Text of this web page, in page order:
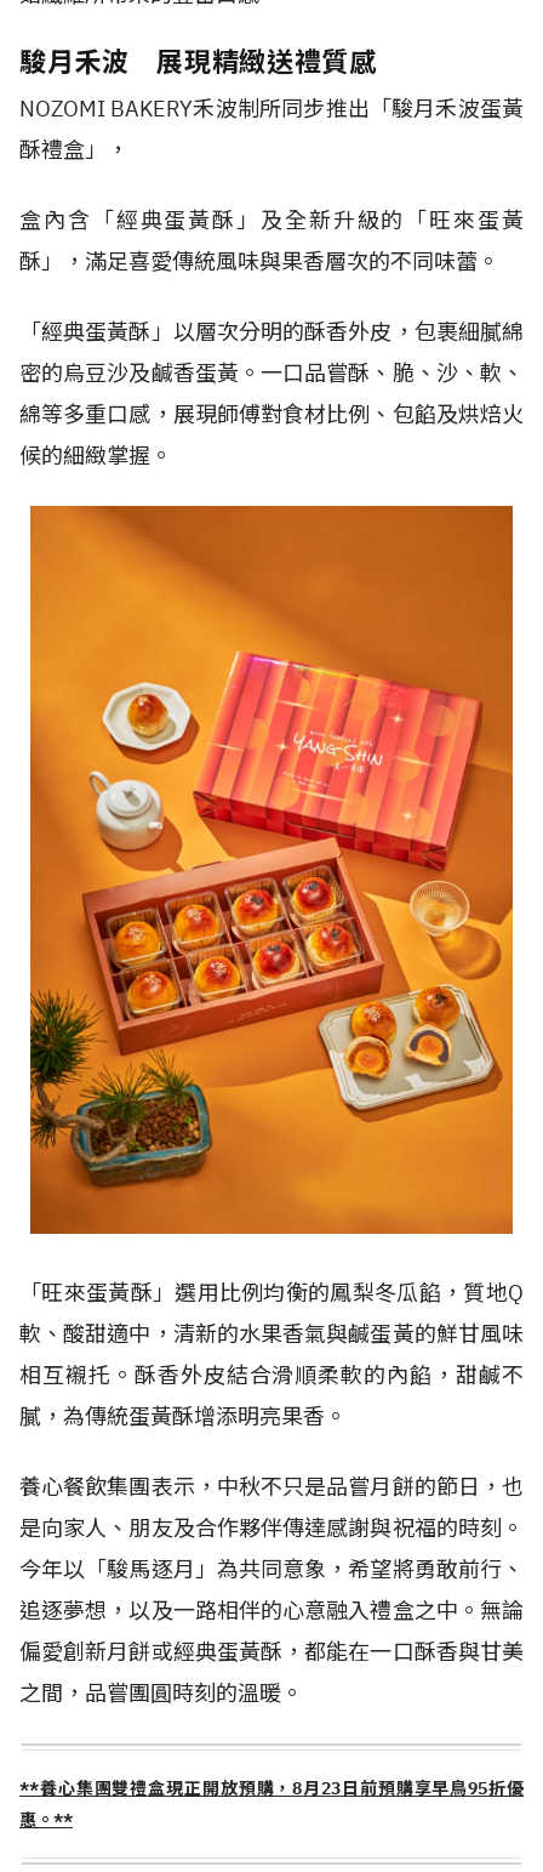
駿月禾波 展現精緻送禮質感
NOZOMI BAKERY禾波制所同步推出「駿月禾波蛋黃
酥禮盒」，
盒內含「經典蛋黃酥」及全新升級的「旺來蛋黃
酥」，滿足喜愛傳統風味與果香層次的不同味蕾。
「經典蛋黃酥」以層次分明的酥香外皮，包裹細膩綿
密的烏豆沙及鹹香蛋黃。一口品嘗酥、脆、沙、軟、
綿等多重口感，展現師傅對食材比例、包餡及烘焙火
候的細緻掌握。
「旺來蛋黃酥」選用比例均衡的鳳梨冬瓜餡，質地Q
軟、酸甜適中，清新的水果香氣與鹹蛋黃的鮮甘風味
相互襯托。酥香外皮結合滑順柔軟的內餡，甜鹹不
膩，為傳統蛋黃酥增添明亮果香。
養心餐飲集團表示，中秋不只是品嘗月餅的節日，也
是向家人、朋友及合作夥伴傳達感謝與祝福的時刻。
今年以「駿馬逐月」為共同意象，希望將勇敢前行、
追逐夢想，以及一路相伴的心意融入禮盒之中。無論
偏愛創新月餅或經典蛋黃酥，都能在一口酥香與甘美
之間，品嘗團圓時刻的溫暖。
**養心集團雙禮盒現正開放預購，8月23日前預購享早鳥95折優
惠。**